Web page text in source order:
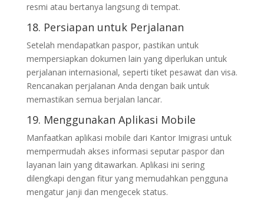
resmi atau bertanya langsung di tempat.
18. Persiapan untuk Perjalanan
Setelah mendapatkan paspor, pastikan untuk
mempersiapkan dokumen lain yang diperlukan untuk
perjalanan internasional, seperti tiket pesawat dan visa.
Rencanakan perjalanan Anda dengan baik untuk
memastikan semua berjalan lancar.
19. Menggunakan Aplikasi Mobile
Manfaatkan aplikasi mobile dari Kantor Imigrasi untuk
mempermudah akses informasi seputar paspor dan
layanan lain yang ditawarkan. Aplikasi ini sering
dilengkapi dengan fitur yang memudahkan pengguna
mengatur janji dan mengecek status.